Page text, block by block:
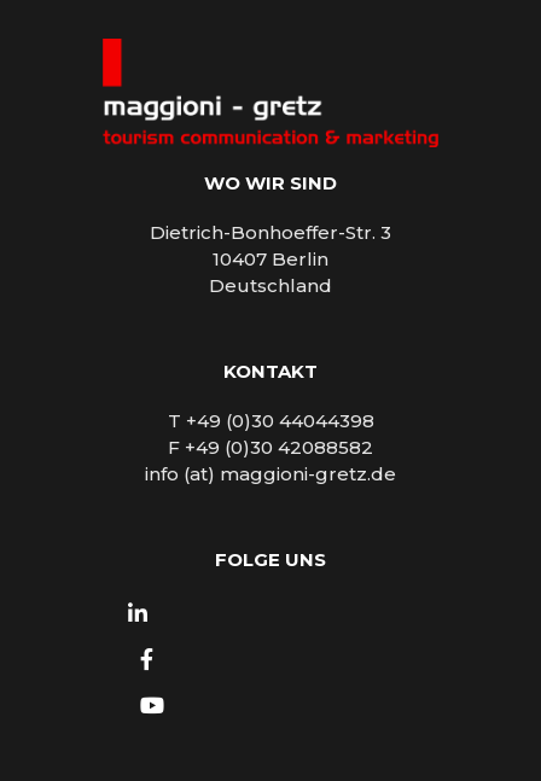
WO WIR SIND
Dietrich-Bonhoeffer-Str. 3
10407 Berlin
Deutschland
KONTAKT
T +49 (0)30 44044398
F +49 (0)30 42088582
info (at) maggioni-gretz.de
FOLGE UNS